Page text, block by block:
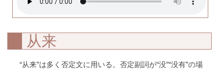
从来
“从来”は多く否定文に用いる。否定副詞が“没”“没有”の場